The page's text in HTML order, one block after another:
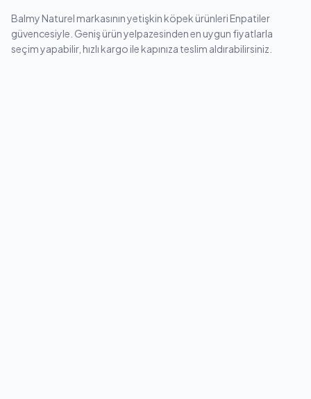
Balmy Naturel markasının yetişkin köpek ürünleri Enpatiler
güvencesiyle. Geniş ürün yelpazesinden en uygun fiyatlarla
seçim yapabilir, hızlı kargo ile kapınıza teslim aldırabilirsiniz.